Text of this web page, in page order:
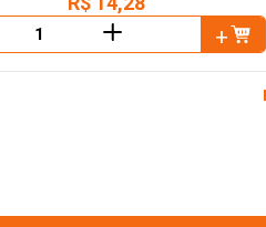
＋